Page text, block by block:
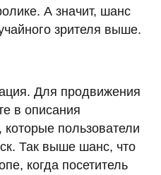
А значит, шанс
зрителя выше.
Для продвижения
в описания
пользователи
Так выше шанс, что
когда посетитель